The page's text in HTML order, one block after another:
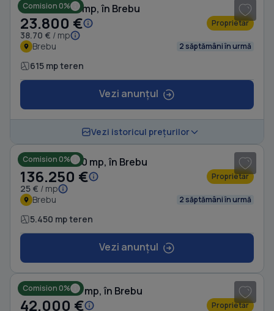
Comision 0%
Teren de 615 mp, în Brebu
23.800 €
38.70 € / mp
Proprietar
Brebu 2 săptămâni în urmă
615 mp teren
Vezi anunțul
Vezi istoricul prețurilor
Comision 0%
Teren de 5450 mp, în Brebu
136.250 €
25 € / mp
Proprietar
Brebu 2 săptămâni în urmă
5.450 mp teren
Vezi anunțul
Comision 0%
Teren de 840 mp, în Brebu
42.000 € Proprietar